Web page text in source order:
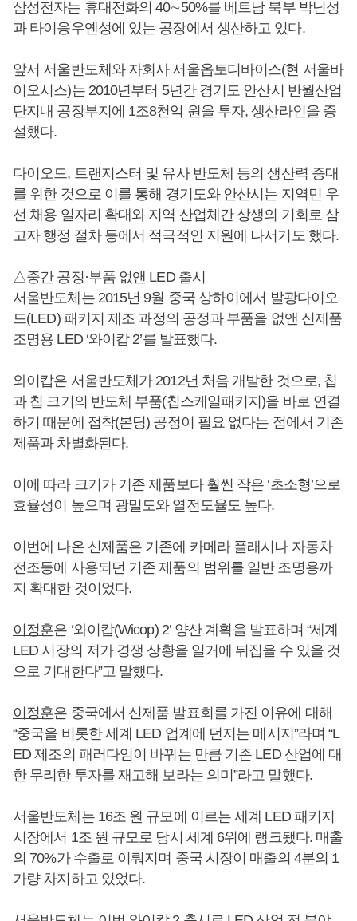
삼성전자는 휴대전화의 40∼50%를 베트남 북부 박닌성
과 타이응우옌성에 있는 공장에서 생산하고 있다.
앞서 서울반도체와 자회사 서울옵토디바이스(현 서울바
이오시스)는 2010년부터 5년간 경기도 안산시 반월산업
단지내 공장부지에 1조8천억 원을 투자, 생산라인을 증
설했다.
다이오드, 트랜지스터 및 유사 반도체 등의 생산력 증대
를 위한 것으로 이를 통해 경기도와 안산시는 지역민 우
선 채용 일자리 확대와 지역 산업체간 상생의 기회로 삼
고자 행정 절차 등에서 적극적인 지원에 나서기도 했다.
△중간 공정·부품 없앤 LED 출시
서울반도체는 2015년 9월 중국 상하이에서 발광다이오
드(LED) 패키지 제조 과정의 공정과 부품을 없앤 신제품
조명용 LED ‘와이캅 2’를 발표했다.
와이캅은 서울반도체가 2012년 처음 개발한 것으로, 칩
과 칩 크기의 반도체 부품(칩스케일패키지)을 바로 연결
하기 때문에 접착(본딩) 공정이 필요 없다는 점에서 기존
제품과 차별화된다.
이에 따라 크기가 기존 제품보다 훨씬 작은 ‘초소형’으로
효율성이 높으며 광밀도와 열전도율도 높다.
이번에 나온 신제품은 기존에 카메라 플래시나 자동차
전조등에 사용되던 기존 제품의 범위를 일반 조명용까
지 확대한 것이었다.
이정훈은 ‘와이캅(Wicop) 2’ 양산 계획을 발표하며 “세계
LED 시장의 저가 경쟁 상황을 일거에 뒤집을 수 있을 것
으로 기대한다”고 말했다.
이정훈은 중국에서 신제품 발표회를 가진 이유에 대해
“중국을 비롯한 세계 LED 업계에 던지는 메시지”라며 “L
ED 제조의 패러다임이 바뀌는 만큼 기존 LED 산업에 대
한 무리한 투자를 재고해 보라는 의미”라고 말했다.
서울반도체는 16조 원 규모에 이르는 세계 LED 패키지
시장에서 1조 원 규모로 당시 세계 6위에 랭크됐다. 매출
의 70%가 수출로 이뤄지며 중국 시장이 매출의 4분의 1
가량 차지하고 있었다.